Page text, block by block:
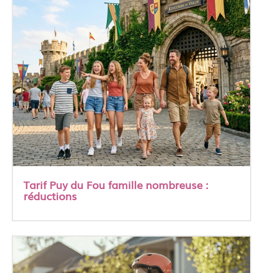
Tarif Puy du Fou famille nombreuse :
réductions